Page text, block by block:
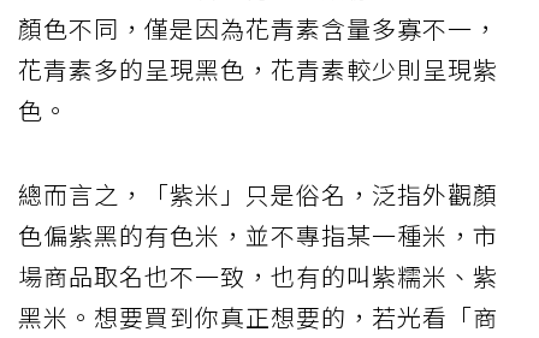
顏色不同，僅是因為花青素含量多寡不一，
花青素多的呈現黑色，花青素較少則呈現紫
色。
總而言之，「紫米」只是俗名，泛指外觀顏
色偏紫黑的有色米，並不專指某一種米，市
場商品取名也不一致，也有的叫紫糯米、紫
黑米。想要買到你真正想要的，若光看「商